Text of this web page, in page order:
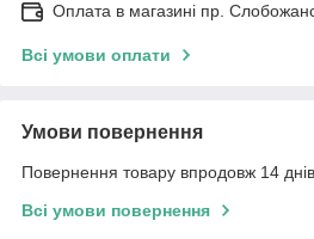
Оплата в магазині пр.
Всі умови оплати
Умови повернення
Повернення товару впродовж 14
Всі умови повернення